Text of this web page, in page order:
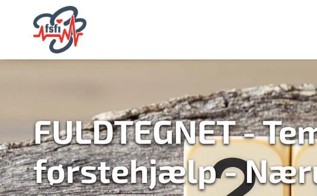
FULDTEGNET -
førstehjælp -